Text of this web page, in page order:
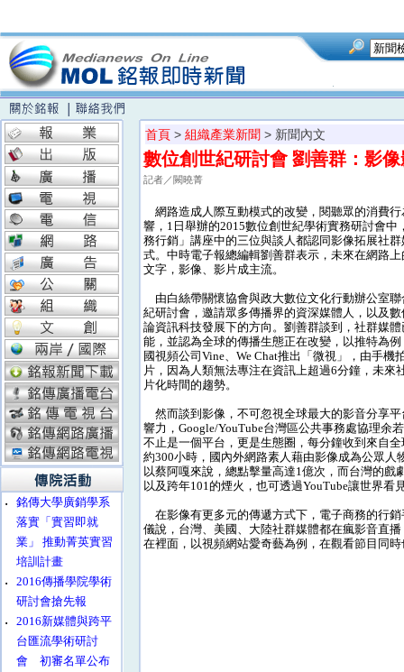
‧
銘傳大學廣銷學系
落實「實習即就
業」 推動菁英實習
培訓計畫
‧
2016傳播學院學術
研討會搶先報
‧
2016新媒體與跨平
台匯流學術研討
會 初審名單公布
首頁 > 組織產業新聞 > 新聞內文
數位創世紀研討會 劉善群：影
記者／闕曉菁
網路造成人際互動模式的改變，閱聽眾的消費
響，1日舉辦的2015數位創世紀學術實務研討會中
務行銷」講座中的三位與談人都認同影像拓展社
式。中時電子報總編輯劉善群表示，未來在網路
文字，影像、影片成主流。
由白絲帶關懷協會與政大數位文化行動辦公室
紀研討會，邀請眾多傳播界的資深媒體人，以及
論資訊科技發展下的方向。劉善群談到，社群媒
能，並認為全球的傳播生態正在改變，以推特為
國視頻公司Vine、We Chat推出「微視」，由手機
片，因為人類無法專注在資訊上超過6分鐘，未來
片化時間的趨勢。
然而談到影像，不可忽視全球最大的影音分享平
響力，Google/YouTube台灣區公共事務處協理余
不止是一個平台，更是生態圈，每分鐘收到來自
約300小時，國內外網路素人藉由影像成為公眾人
以蔡阿嘎來說，總點擊量高達1億次，而台灣的戲
以及跨年101的煙火，也可透過YouTube讓世界看
在影像有更多元的傳遞方式下，電子商務的行
儀說，台灣、美國、大陸社群媒體都在瘋影音直
在裡面，以視頻網站愛奇藝為例，在觀看節目同